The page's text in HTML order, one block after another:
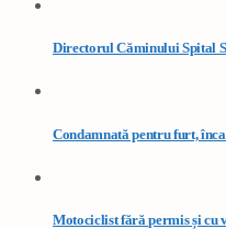
Directorul Căminului Spital
Condamnată pentru furt,
Motociclist fără permis și cu